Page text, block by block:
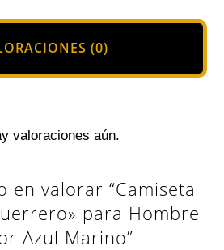
(0)
valoraciones aún.
en valorar “Camiseta
para Hombre
Azul Marino”